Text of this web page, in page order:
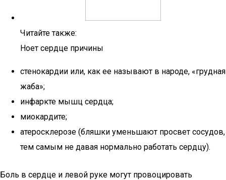
Читайте также:
Ноет сердце причины
стенокардии или, как ее называют в народе, «грудная
жаба»;
инфаркте мышц сердца;
миокардите;
атеросклерозе (бляшки уменьшают просвет сосудов,
тем самым не давая нормально работать сердцу).
Боль в сердце и левой руке могут провоцировать